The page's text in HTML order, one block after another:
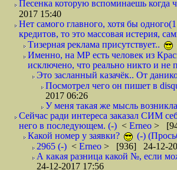
Песенка которую вспоминаешь когда
2017 15:40
Нет самого главного, хотя бы
кредитов, то это массовая истерия,
Тизерная реклама присутствует..
Именно, на МР есть человек из
исключено, что реально никто и не
Это засланный казачёк.. От
Посмотрел чего он пишет в
2017 06:26
У меня такая же мысль
Сейчас ради интереса заказал СИМ
него в последующем. (-) < Erneo >
Какой номер у заявки?
(-)
2965 (-) < Erneo > [936] 24-12-
А какая разница какой №, если
24-12-2017 17:56